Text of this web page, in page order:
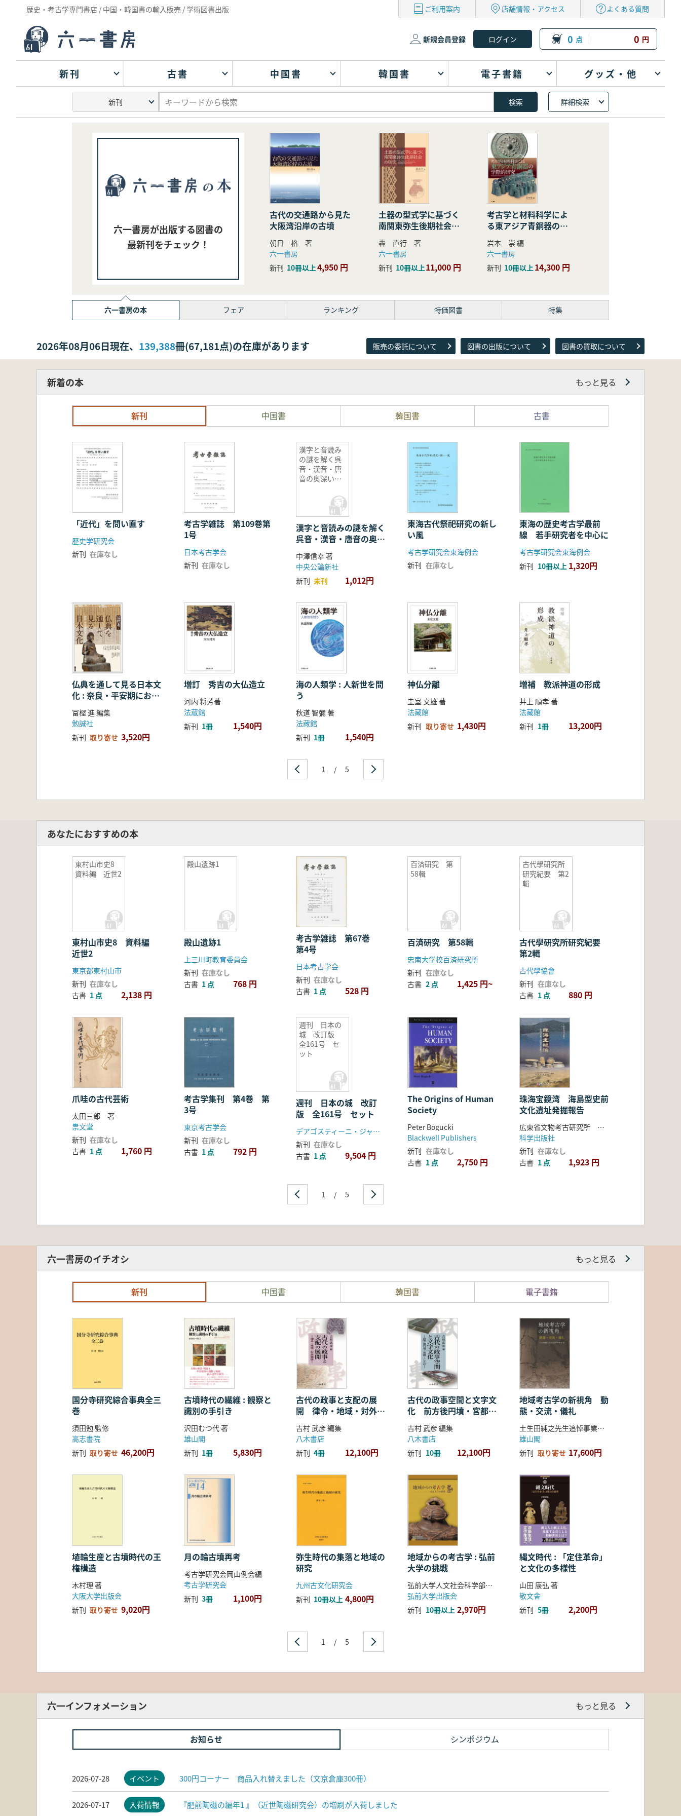
歴史・考古学専門書店 / 中国・韓国書の輸入販売 / 学術図書出版 ご利用案内 店舗情報・アクセス よくある質問
新規会員登録 0 点 0 円
新刊 古書 中国書 韓国書 電子書籍 グッズ・他
詳細検索
六一書房が出版する図書の
最新刊をチェック！
古代の交通路から見た
大阪湾沿岸の古墳
朝日 格 著
六一書房
新刊 10冊以上4,950 円
土器の型式学に基づく
南関東弥生後期社会の
研究
轟 直行 著
六一書房
新刊 10冊以上11,000 円
考古学と材料科学によ
る東アジア青銅器の学
際的研究
岩本 崇 編
六一書房
新刊 10冊以上14,300 円
六一書房の本 フェア ランキング 特価図書 特集
2026年08月06日現在、 139,388冊(67,181点)の在庫があります 販売の委託について 図書の出版について 図書の買取について
新着の本 もっと見る
新刊 中国書 韓国書 古書
「近代」を問い直す
歴史学研究会
新刊 在庫なし
考古学雑誌 第109巻第
1号
日本考古学会
新刊 在庫なし
漢字と音読み
の謎を解く呉
音・漢音・唐
音の奥深い世
漢字と音読みの謎を解く
呉音・漢音・唐音の奥深
い世界
中澤信幸 著
中央公論新社
新刊 未刊 1,012円
東海古代祭祀研究の新し
い風
考古学研究会東海例会
新刊 在庫なし
東海の歴史考古学最前
線 若手研究者を中心に
考古学研究会東海例会
新刊 10冊以上 1,320円
仏典を通して見る日本文
化 : 奈良・平安期におけ
る仏教の受容・融合・展
開
冨樫 進 編集
勉誠社
新刊 取り寄せ 3,520円
増訂 秀吉の大仏造立
河内 将芳著
法蔵館
新刊 1冊 1,540円
海の人類学 : 人新世を問
う
秋道 智彌 著
法藏館
新刊 1冊 1,540円
神仏分離
圭室 文雄 著
法藏館
新刊 取り寄せ 1,430円
増補 教派神道の形成
井上 順孝 著
法藏館
新刊 1冊 13,200円
1 / 5
あなたにおすすめの本
東村山市史8
資料編 近世2
東村山市史8 資料編
近世2
東京都東村山市
新刊 在庫なし
古書 1 点 2,138 円
殿山遺跡1
殿山遺跡1
上三川町教育委員会
新刊 在庫なし
古書 1 点 768 円
考古学雑誌 第67巻
第4号
日本考古学会
新刊 在庫なし
古書 1 点 528 円
百済研究 第
58輯
百済研究 第58輯
忠南大学校百済研究所
新刊 在庫なし
古書 2 点 1,425 円~
古代學研究所
研究紀要 第2
輯
古代學研究所研究紀要
第2輯
古代學協會
新刊 在庫なし
古書 1 点 880 円
爪哇の古代芸術
太田三郎 著
祟文堂
新刊 在庫なし
古書 1 点 1,760 円
考古学集刊 第4巻 第
3号
東京考古学会
新刊 在庫なし
古書 1 点 792 円
週刊 日本の
城 改訂版
全161号 セ
ット
週刊 日本の城 改訂
版 全161号 セット
デアゴスティーニ・ジャパン
新刊 在庫なし
古書 1 点 9,504 円
The Origins of Human
Society
Peter Bogucki
Blackwell Publishers
新刊 在庫なし
古書 1 点 2,750 円
珠海宝鏡湾 海島型史前
文化遺址発掘報告
広東省文物考古研究所 珠海市博物館編著
科学出版社
新刊 在庫なし
古書 1 点 1,923 円
1 / 5
六一書房のイチオシ もっと見る
新刊 中国書 韓国書 電子書籍
国分寺研究綜合事典全三
巻
須田勉 監修
高志書院
新刊 取り寄せ 46,200円
古墳時代の繊維 : 観察と
識別の手引き
沢田むつ代 著
雄山閣
新刊 1冊 5,830円
古代の政事と支配の展
開 律令・地域・対外関
係
吉村 武彦 編集
八木書店
新刊 4冊 12,100円
古代の政事空間と文字文
化 前方後円墳・宮都・
ことば
吉村 武彦 編集
八木書店
新刊 10冊 12,100円
地域考古学の新視角 動
態・交流・儀礼
土生田純之先生追悼事業会 編
雄山閣
新刊 取り寄せ 17,600円
埴輪生産と古墳時代の王
権構造
木村理 著
大阪大学出版会
新刊 取り寄せ 9,020円
月の輪古墳再考
考古学研究会岡山例会編
考古学研究会
新刊 3冊 1,100円
弥生時代の集落と地域の
研究
九州古文化研究会
新刊 10冊以上 4,800円
地域からの考古学 : 弘前
大学の挑戦
弘前大学人文社会科学部北日本考古学研究センター 編
弘前大学出版会
新刊 10冊以上 2,970円
縄文時代 : 「定住革命」
と文化の多様性
山田 康弘 著
敬文舎
新刊 5冊 2,200円
1 / 5
六一インフォメーション もっと見る
お知らせ シンポジウム
2026-07-28 イベント 300円コーナー 商品入れ替えました（文京倉庫300冊）
2026-07-17 入荷情報 『肥前陶磁の編年1 』（近世陶磁研究会）の増刷が入荷しました